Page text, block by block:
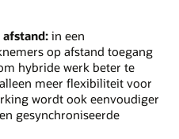
afstand: in een
op afstand toegang
hybride werk beter te
meer flexibiliteit voor
wordt ook eenvoudiger
gesynchroniseerde